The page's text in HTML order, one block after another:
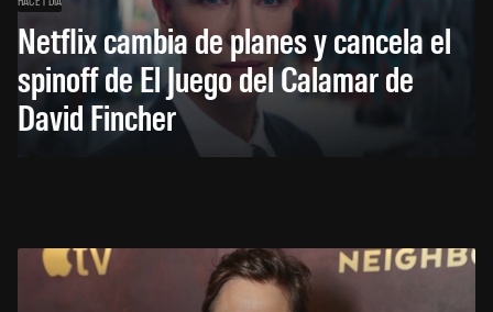
Netflix cambia de planes y cancela el
spinoff de El Juego del Calamar de
David Fincher